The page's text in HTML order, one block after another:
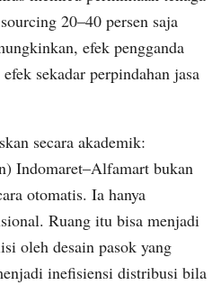
20–40 persen saja
efek pengganda
sekadar perpindahan jasa
secara akademik:
Indomaret–Alfamart bukan
otomatis. Ia hanya
Ruang itu bisa menjadi
oleh desain pasok yang
inefisiensi distribusi bila